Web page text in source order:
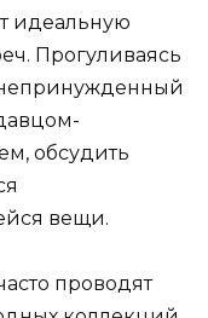
идеальную
Прогуливаясь
непринужденный
обсудить
вещи.
проводят